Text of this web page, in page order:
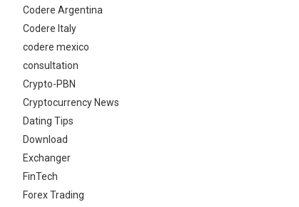
Codere Argentina
Codere Italy
codere mexico
consultation
Crypto-PBN
Cryptocurrency News
Dating Tips
Download
Exchanger
FinTech
Forex Trading